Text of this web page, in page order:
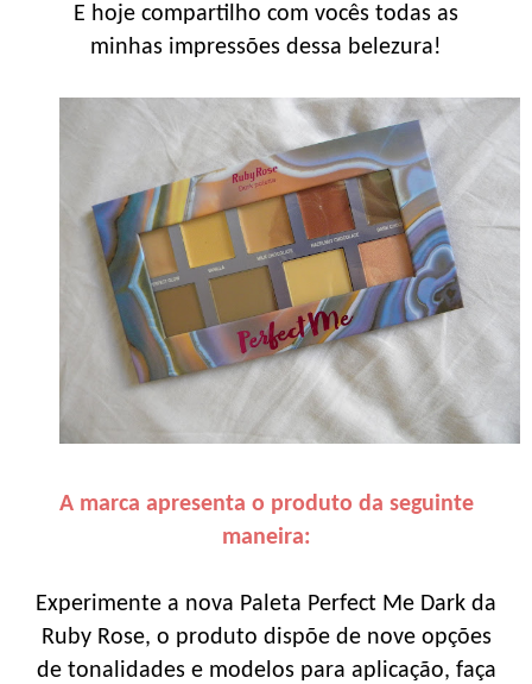
E hoje compartilho com vocês todas as
minhas impressões dessa belezura!
A marca apresenta o produto da seguinte
maneira:
Experimente a nova Paleta Perfect Me Dark da
Ruby Rose, o produto dispõe de nove opções
de tonalidades e modelos para aplicação, faça